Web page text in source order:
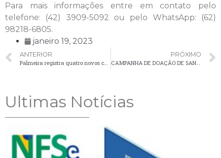
Para mais informações entre em contato pelo
telefone: (42) 3909-5092 ou pelo WhatsApp: (62)
98218-6805.
janeiro 19, 2023
ANTERIOR
PRÓXIMO
CAMPANHA DE DOAÇÃO DE SANGUE EM PALMEIRA
Ultimas Notícias